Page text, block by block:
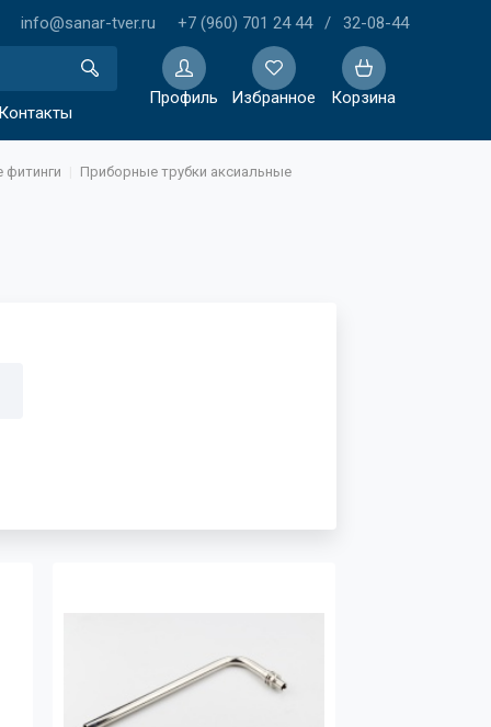
info@sanar-tver.ru +7 (960) 701 24 44 / 32-08-44
Профиль
Избранное
Избранное Корзина
фитинги Приборные трубки аксиальные